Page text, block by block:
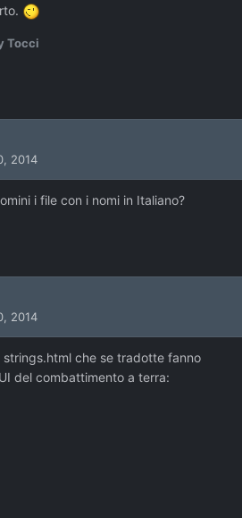
Tocci
2014
i file con i nomi in Italiano?
2014
strings.html che se tradotte fanno
del combattimento a terra: